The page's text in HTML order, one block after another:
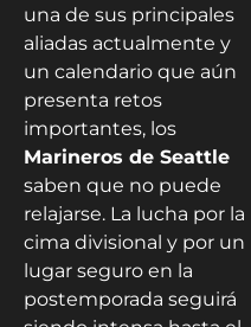
una de sus principales
aliadas actualmente y
un calendario que aún
presenta retos
importantes, los
Marineros de Seattle
saben que no puede
relajarse. La lucha por la
cima divisional y por un
lugar seguro en la
postemporada seguirá